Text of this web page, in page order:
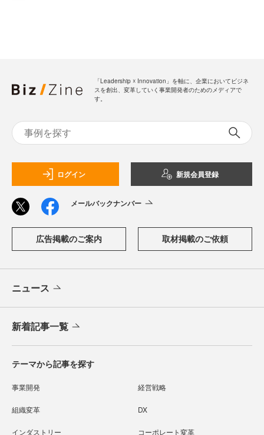
「Leadership ☓ Innovation」を軸に、企業においてビジネ
スを創出、変革していく事業開発者のためのメディアで
す。
ログイン 新規会員登録
メールバックナンバー
広告掲載のご案内 取材掲載のご依頼
ニュース
新着記事一覧
テーマから記事を探す
事業開発 経営戦略
組織変革 DX
インダストリー コーポレート変革